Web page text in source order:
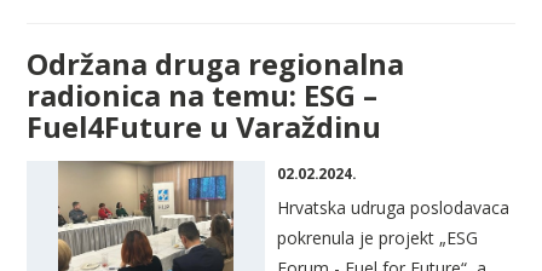
Održana druga regionalna
radionica na temu: ESG –
Fuel4Future u Varaždinu
02.02.2024.
Hrvatska udruga poslodavaca
pokrenula jeprojekt „ESG